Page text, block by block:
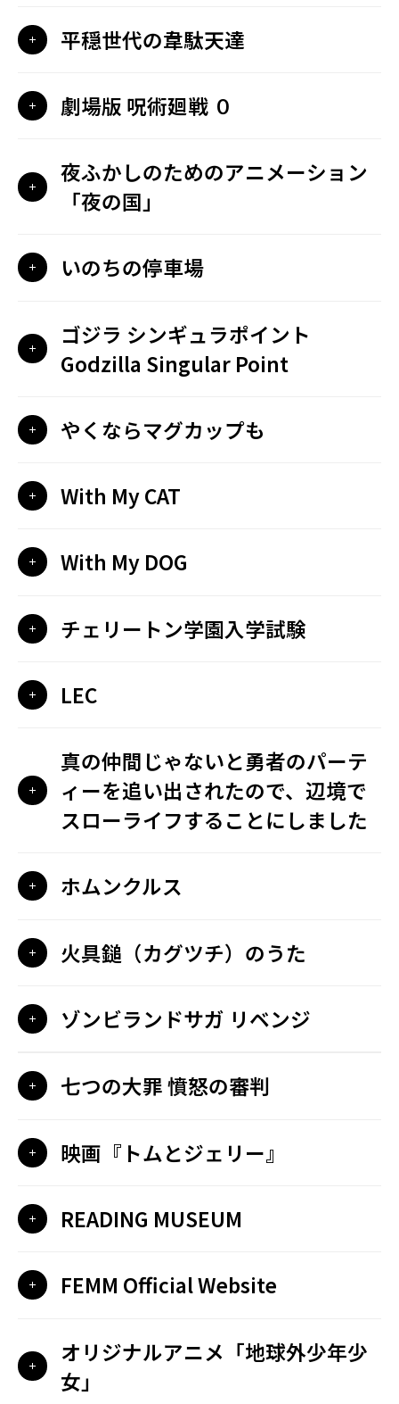
平穏世代の韋駄天達
劇場版 呪術廻戦 ０
夜ふかしのためのアニメーション
「夜の国」
いのちの停車場
ゴジラ シンギュラポイント
Godzilla Singular Point
やくならマグカップも
With My CAT
With My DOG
チェリートン学園入学試験
LEC
真の仲間じゃないと勇者のパーテ
ィーを追い出されたので、辺境で
スローライフすることにしました
ホムンクルス
火具鎚（カグツチ）のうた
ゾンビランドサガ リベンジ
七つの大罪 憤怒の審判
映画『トムとジェリー』
READING MUSEUM
FEMM Official Website
オリジナルアニメ「地球外少年少
女」